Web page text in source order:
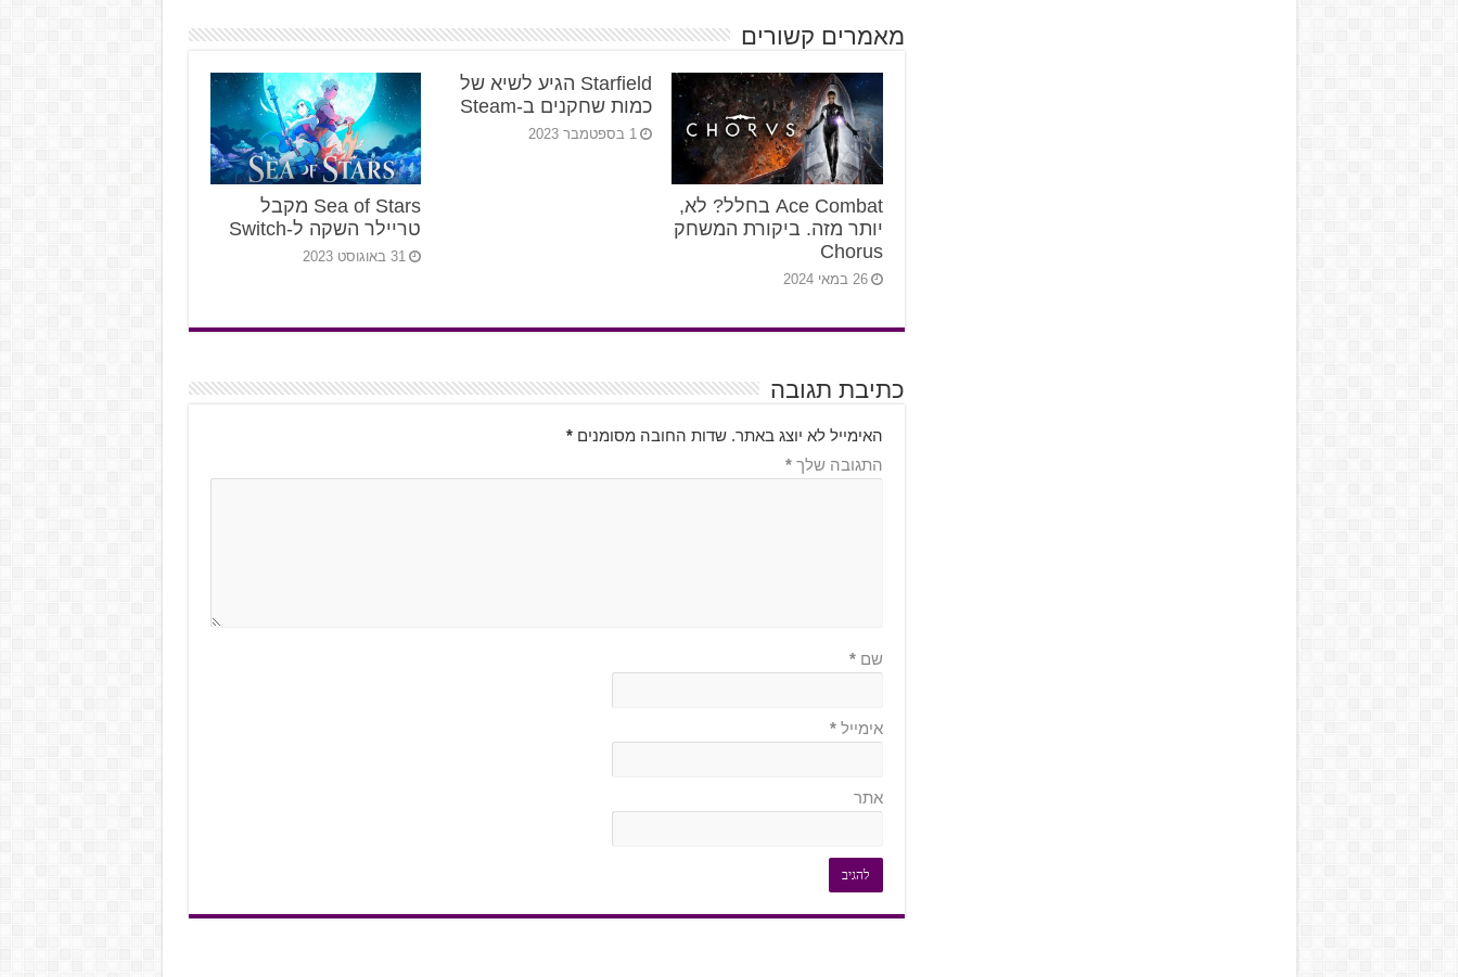
מאמרים קשורים
Ace Combat בחלל? לא,
יותר מזה. ביקורת המשחק
Chorus
26 במאי 2024
Starfield הגיע לשיא של
כמות שחקנים ב-Steam
1 בספטמבר 2023
Sea of Stars מקבל
טריילר השקה ל-Switch
31 באוגוסט 2023
כתיבת תגובה
האימייל לא יוצג באתר. שדות החובה מסומנים*
התגובה שלך*
שם*
אימייל*
אתר